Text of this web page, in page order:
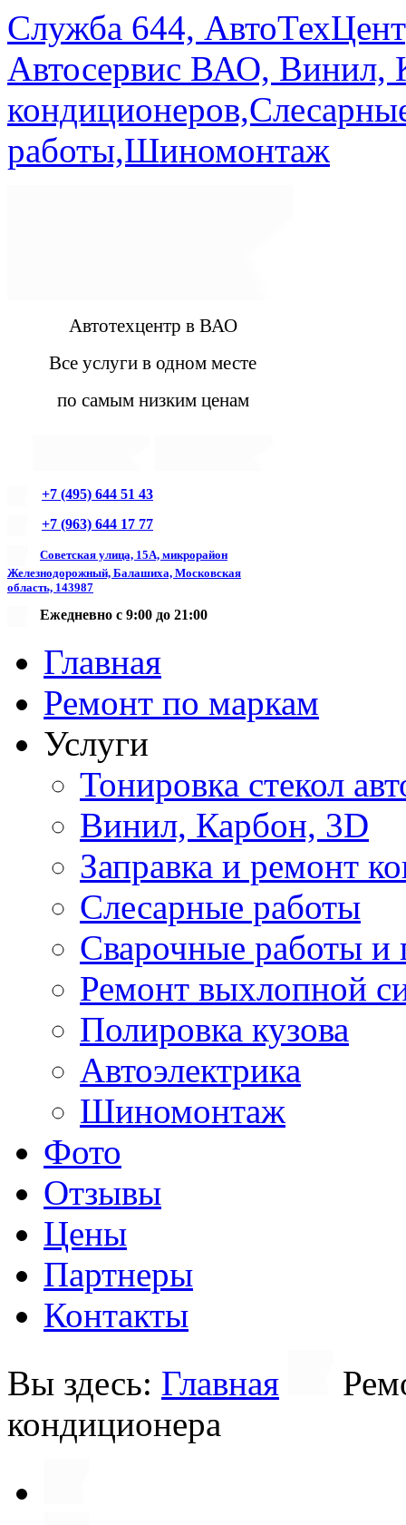
Служба 644,
Автосервис ВАО, Винил,
работы,Шиномонтаж
Автотехцентр в ВАО
Все услуги в одном месте
по самым низким ценам
+7 (495) 644 51 43
+7 (963) 644 17 77
Советская улица, 15А, микрорайон
Железнодорожный, Балашиха, Московская
область, 143987
Ежедневно с 9:00 до 21:00
Главная
Ремонт по маркам
Услуги
Тонировка стекол
Винил, Карбон, 3D
Заправка и ремонт
Слесарные работы
Сварочные работы и
Ремонт выхлопной
Полировка кузова
Автоэлектрика
Шиномонтаж
Фото
Отзывы
Цены
Партнеры
Контакты
Вы здесь: Главная
кондиционера